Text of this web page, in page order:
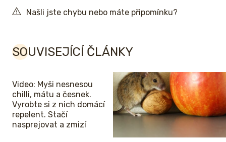
Našli jste chybu nebo máte připomínku?
SOUVISEJÍCÍ ČLÁNKY
Video: Myši nesnesou
chilli, mátu a česnek.
Vyrobte si z nich domácí
repelent. Stačí
nasprejovat a zmizí